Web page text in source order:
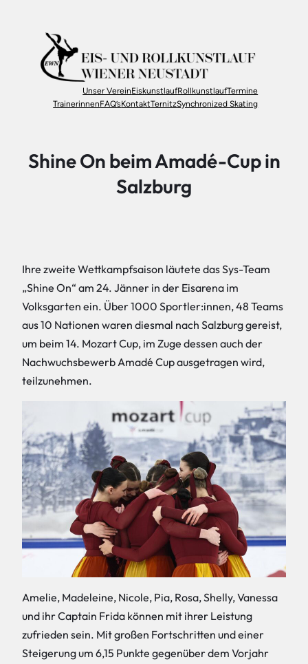
springen
Unser VereinEiskunstlaufRollkunstlaufTermine
TrainerinnenFAQ’sKontaktTernitzSynchronized Skating
Shine On beim Amadé-Cup in
Salzburg
Ihre zweite Wettkampfsaison läutete das Sys-Team
„Shine On“ am 24. Jänner in der Eisarena im
Volksgarten ein. Über 1000 Sportler:innen, 48 Teams
aus 10 Nationen waren diesmal nach Salzburg gereist,
um beim 14. Mozart Cup, im Zuge dessen auch der
Nachwuchsbewerb Amadé Cup ausgetragen wird,
teilzunehmen.
Amelie, Madeleine, Nicole, Pia, Rosa, Shelly, Vanessa
und ihr Captain Frida können mit ihrer Leistung
zufrieden sein. Mit großen Fortschritten und einer
Steigerung um 6,15 Punkte gegenüber dem Vorjahr